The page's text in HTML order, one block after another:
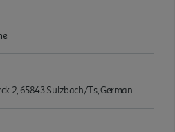
2, 65843 Sulzbach/Ts, German